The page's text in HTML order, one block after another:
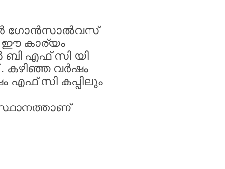
ഗോൻസാൽവസ്
ഈ കാര്യം
ബി എഫ് സി യി
കഴിഞ്ഞ വർഷം
എഫ് സി കപ്പിലും